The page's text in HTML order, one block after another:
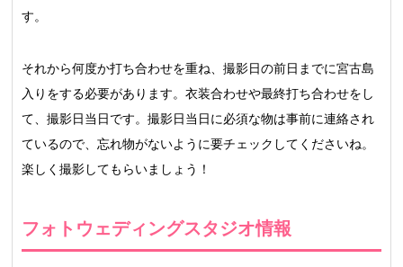
す。
それから何度か打ち合わせを重ね、撮影日の前日までに宮古島
入りをする必要があります。衣装合わせや最終打ち合わせをし
て、撮影日当日です。撮影日当日に必須な物は事前に連絡され
ているので、忘れ物がないように要チェックしてくださいね。
楽しく撮影してもらいましょう！
フォトウェディングスタジオ情報